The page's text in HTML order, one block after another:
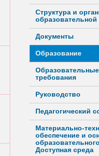
Структура и
образовательной
Документы
Образование
требования
Руководство
Педагогический
Материально-
обеспечение и
Доступная среда